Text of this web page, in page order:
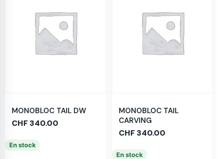
MONOBLOC TAIL DW
CHF340.00
En stock
MONOBLOC TAIL
CARVING
CHF340.00
En stock